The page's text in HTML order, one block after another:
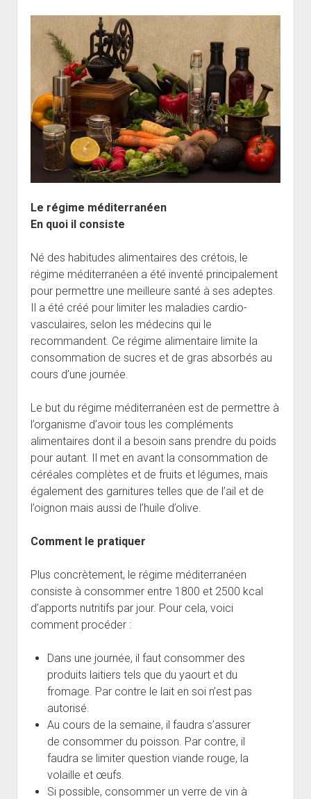
Le régime méditerranéen
En quoi il consiste
Né des habitudes alimentaires des crétois, le
régime méditerranéen a été inventé principalement
pour permettre une meilleure santé à ses adeptes.
Il a été créé pour limiter les maladies cardio-
vasculaires, selon les médecins qui le
recommandent. Ce régime alimentaire limite la
consommation de sucres et de gras absorbés au
cours d’une journée.
Le but du régime méditerranéen est de permettre à
l’organisme d’avoir tous les compléments
alimentaires dont il a besoin sans prendre du poids
pour autant. Il met en avant la consommation de
céréales complètes et de fruits et légumes, mais
également des garnitures telles que de l’ail et de
l’oignon mais aussi de l’huile d’olive.
Comment le pratiquer
Plus concrètement, le régime méditerranéen
consiste à consommer entre 1800 et 2500 kcal
d’apports nutritifs par jour. Pour cela, voici
comment procéder :
Dans une journée, il faut consommer des
produits laitiers tels que du yaourt et du
fromage. Par contre le lait en soi n’est pas
autorisé.
Au cours de la semaine, il faudra s’assurer
de consommer du poisson. Par contre, il
faudra se limiter question viande rouge, la
volaille et œufs.
Si possible, consommer un verre de vin à